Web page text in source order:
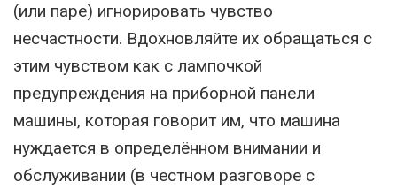
(или паре) игнорировать чувство
несчастности. Вдохновляйте их обращаться с
этим чувством как с лампочкой
предупреждения на приборной панели
машины, которая говорит им, что машина
нуждается в определённом внимании и
обслуживании (в честном разговоре с